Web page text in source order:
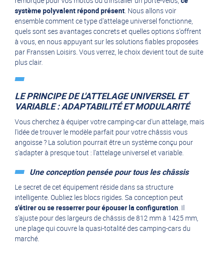
système polyvalent répond présent. Nous allons voir
ensemble comment ce type d'attelage universel fonctionne,
quels sont ses avantages concrets et quelles options s'offrent
à vous, en nous appuyant sur les solutions fiables proposées
par Franssen Loisirs. Vous verrez, le choix devient tout de suite
plus clair.
LE PRINCIPE DE L'ATTELAGE UNIVERSEL ET
VARIABLE : ADAPTABILITÉ ET MODULARITÉ
Vous cherchez à équiper votre camping-car d'un attelage, mais
l'idée de trouver le modèle parfait pour votre châssis vous
angoisse ? La solution pourrait être un système conçu pour
s'adapter à presque tout : l'attelage universel et variable.
Une conception pensée pour tous les châssis
Le secret de cet équipement réside dans sa structure
intelligente. Oubliez les blocs rigides. Sa conception peut
s'étirer ou se resserrer pour épouser la configuration. Il
s'ajuste pour des largeurs de châssis de 812 mm à 1425 mm,
une plage qui couvre la quasi-totalité des camping-cars du
marché.